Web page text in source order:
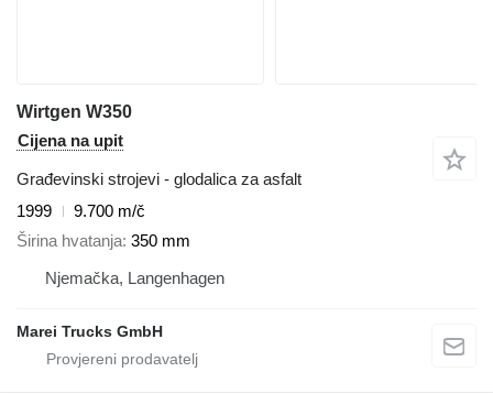
Wirtgen W350
Cijena na upit
Građevinski strojevi - glodalica za asfalt
1999
9.700 m/č
Širina hvatanja 350 mm
Njemačka, Langenhagen
Marei Trucks GmbH